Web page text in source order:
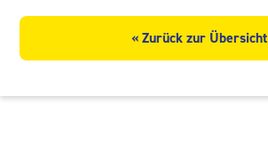
« Zurück zur Übersicht